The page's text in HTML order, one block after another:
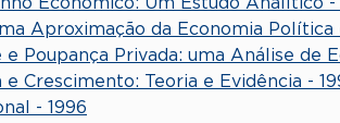
Aproximação da Economia Política
Poupança Privada: uma Análise de
Crescimento: Teoria e Evidência -
- 1996